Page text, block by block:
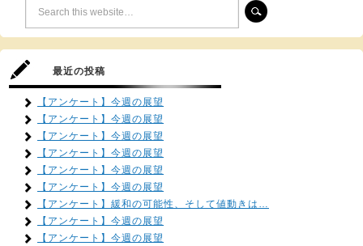
最近の投稿
【アンケート】今週の展望
【アンケート】今週の展望
【アンケート】今週の展望
【アンケート】今週の展望
【アンケート】今週の展望
【アンケート】今週の展望
【アンケート】緩和の可能性、そして値動きは…
【アンケート】今週の展望
【アンケート】今週の展望